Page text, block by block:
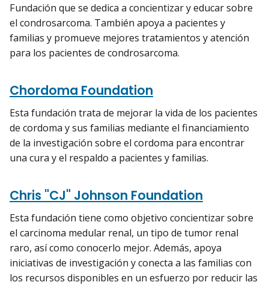
Fundación que se dedica a concientizar y educar sobre
el condrosarcoma. También apoya a pacientes y
familias y promueve mejores tratamientos y atención
para los pacientes de condrosarcoma.
Chordoma Foundation
Esta fundación trata de mejorar la vida de los pacientes
de cordoma y sus familias mediante el financiamiento
de la investigación sobre el cordoma para encontrar
una cura y el respaldo a pacientes y familias.
Chris "CJ" Johnson Foundation
Esta fundación tiene como objetivo concientizar sobre
el carcinoma medular renal, un tipo de tumor renal
raro, así como conocerlo mejor. Además, apoya
iniciativas de investigación y conecta a las familias con
los recursos disponibles en un esfuerzo por reducir las